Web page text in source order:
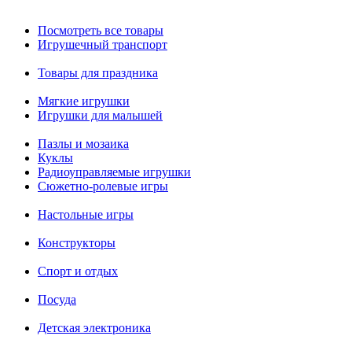
Посмотреть все товары
Игрушечный транспорт
Товары для праздника
Мягкие игрушки
Игрушки для малышей
Пазлы и мозаика
Куклы
Радиоуправляемые игрушки
Сюжетно-ролевые игры
Настольные игры
Конструкторы
Спорт и отдых
Посуда
Детская электроника